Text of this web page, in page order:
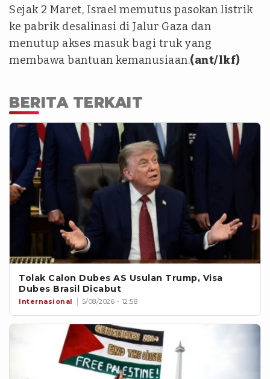
Sejak 2 Maret, Israel memutus pasokan listrik
ke pabrik desalinasi di Jalur Gaza dan
menutup akses masuk bagi truk yang
membawa bantuan kemanusiaan.(ant/lkf)
BERITA TERKAIT
Tolak Calon Dubes AS Usulan Trump, Visa
Dubes Brasil Dicabut
Internasional 5/08/2026 - 12:58